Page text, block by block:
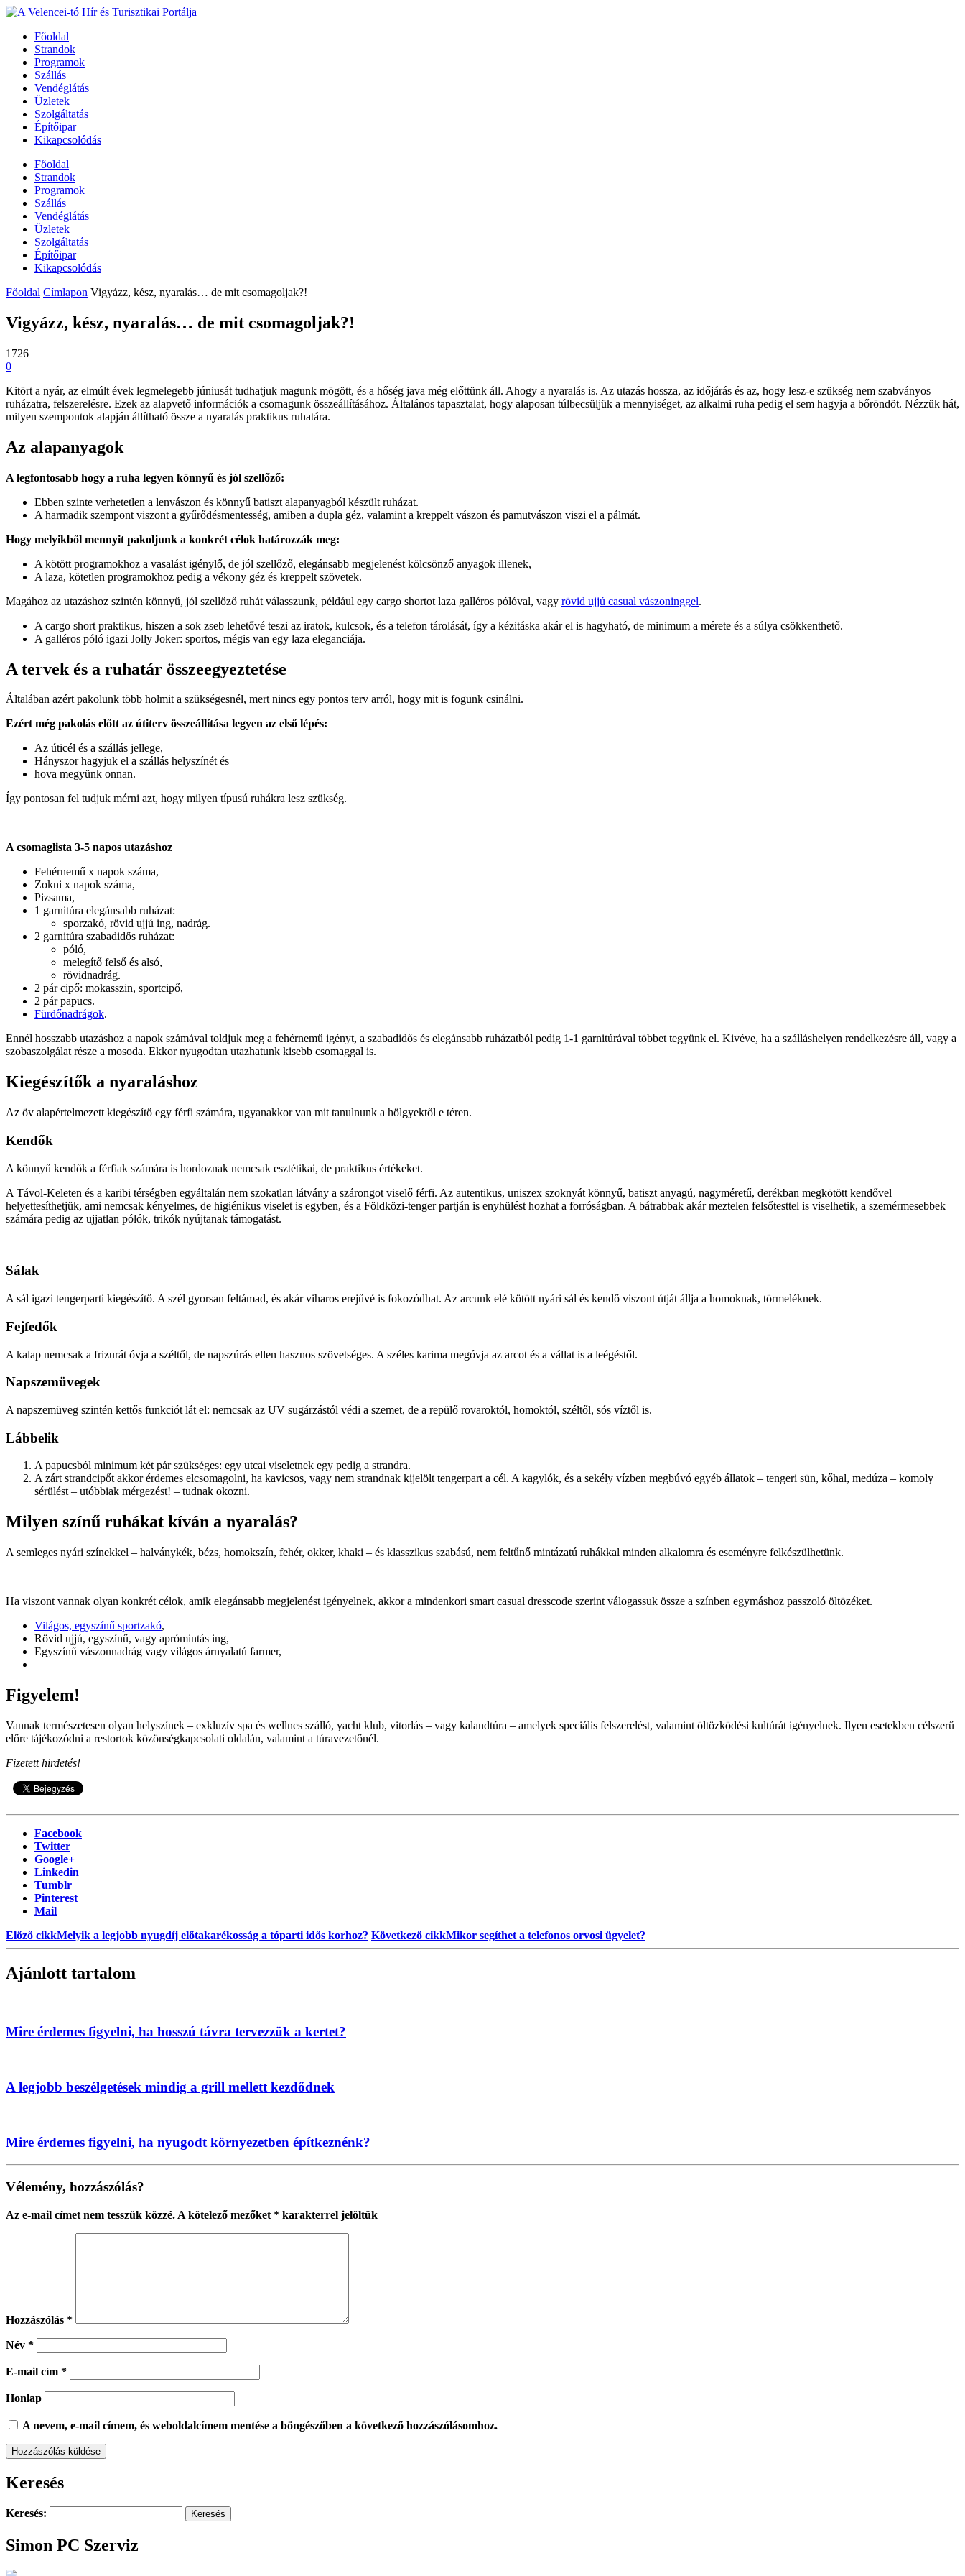
Főoldal
Strandok
Programok
Szállás
Vendéglátás
Üzletek
Szolgáltatás
Építőipar
Kikapcsolódás
Főoldal
Strandok
Programok
Szállás
Vendéglátás
Üzletek
Szolgáltatás
Építőipar
Kikapcsolódás
Főoldal Címlapon Vigyázz, kész, nyaralás… de mit csomagoljak?!
Vigyázz, kész, nyaralás… de mit csomagoljak?!
1726
0
Kitört a nyár, az elmúlt évek legmelegebb júniusát tudhatjuk magunk mögött, és a hőség java még előttünk áll. Ahogy a nyaralás is. Az utazás hossza, az időjárás és az, hogy lesz-e szükség nem szabványos
ruházatra, felszerelésre. Ezek az alapvető információk a csomagunk összeállításához. Általános tapasztalat, hogy alaposan túlbecsüljük a mennyiséget, az alkalmi ruha pedig el sem hagyja a bőröndöt. Nézzük hát,
milyen szempontok alapján állítható össze a nyaralás praktikus ruhatára.
Az alapanyagok
A legfontosabb hogy a ruha legyen könnyű és jól szellőző:
Ebben szinte verhetetlen a lenvászon és könnyű batiszt alapanyagból készült ruházat.
A harmadik szempont viszont a gyűrődésmentesség, amiben a dupla géz, valamint a kreppelt vászon és pamutvászon viszi el a pálmát.
Hogy melyikből mennyit pakoljunk a konkrét célok határozzák meg:
A kötött programokhoz a vasalást igénylő, de jól szellőző, elegánsabb megjelenést kölcsönző anyagok illenek,
A laza, kötetlen programokhoz pedig a vékony géz és kreppelt szövetek.
Magához az utazáshoz szintén könnyű, jól szellőző ruhát válasszunk, például egy cargo shortot laza galléros pólóval, vagy rövid ujjú casual vászoninggel.
A cargo short praktikus, hiszen a sok zseb lehetővé teszi az iratok, kulcsok, és a telefon tárolását, így a kézitáska akár el is hagyható, de minimum a mérete és a súlya csökkenthető.
A galléros póló igazi Jolly Joker: sportos, mégis van egy laza eleganciája.
A tervek és a ruhatár összeegyeztetése
Általában azért pakolunk több holmit a szükségesnél, mert nincs egy pontos terv arról, hogy mit is fogunk csinálni.
Ezért még pakolás előtt az útiterv összeállítása legyen az első lépés:
Az úticél és a szállás jellege,
Hányszor hagyjuk el a szállás helyszínét és
hova megyünk onnan.
Így pontosan fel tudjuk mérni azt, hogy milyen típusú ruhákra lesz szükség.
A csomaglista 3-5 napos utazáshoz
Fehérnemű x napok száma,
Zokni x napok száma,
Pizsama,
1 garnitúra elegánsabb ruházat:
sporzakó, rövid ujjú ing, nadrág.
2 garnitúra szabadidős ruházat:
póló,
melegítő felső és alsó,
rövidnadrág.
2 pár cipő: mokasszin, sportcipő,
2 pár papucs.
Fürdőnadrágok.
Ennél hosszabb utazáshoz a napok számával toldjuk meg a fehérnemű igényt, a szabadidős és elegánsabb ruházatból pedig 1-1 garnitúrával többet tegyünk el. Kivéve, ha a szálláshelyen rendelkezésre áll, vagy a
szobaszolgálat része a mosoda. Ekkor nyugodtan utazhatunk kisebb csomaggal is.
Kiegészítők a nyaraláshoz
Az öv alapértelmezett kiegészítő egy férfi számára, ugyanakkor van mit tanulnunk a hölgyektől e téren.
Kendők
A könnyű kendők a férfiak számára is hordoznak nemcsak esztétikai, de praktikus értékeket.
A Távol-Keleten és a karibi térségben egyáltalán nem szokatlan látvány a szárongot viselő férfi. Az autentikus, uniszex szoknyát könnyű, batiszt anyagú, nagyméretű, derékban megkötött kendővel
helyettesíthetjük, ami nemcsak kényelmes, de higiénikus viselet is egyben, és a Földközi-tenger partján is enyhülést hozhat a forróságban. A bátrabbak akár meztelen felsőtesttel is viselhetik, a szemérmesebbek
számára pedig az ujjatlan pólók, trikók nyújtanak támogatást.
Sálak
A sál igazi tengerparti kiegészítő. A szél gyorsan feltámad, és akár viharos erejűvé is fokozódhat. Az arcunk elé kötött nyári sál és kendő viszont útját állja a homoknak, törmeléknek.
Fejfedők
A kalap nemcsak a frizurát óvja a széltől, de napszúrás ellen hasznos szövetséges. A széles karima megóvja az arcot és a vállat is a leégéstől.
Napszemüvegek
A napszemüveg szintén kettős funkciót lát el: nemcsak az UV sugárzástól védi a szemet, de a repülő rovaroktól, homoktól, széltől, sós víztől is.
Lábbelik
A papucsból minimum két pár szükséges: egy utcai viseletnek egy pedig a strandra.
A zárt strandcipőt akkor érdemes elcsomagolni, ha kavicsos, vagy nem strandnak kijelölt tengerpart a cél. A kagylók, és a sekély vízben megbúvó egyéb állatok – tengeri sün, kőhal, medúza – komoly
sérülést – utóbbiak mérgezést! – tudnak okozni.
Milyen színű ruhákat kíván a nyaralás?
A semleges nyári színekkel – halványkék, bézs, homokszín, fehér, okker, khaki – és klasszikus szabású, nem feltűnő mintázatú ruhákkal minden alkalomra és eseményre felkészülhetünk.
Ha viszont vannak olyan konkrét célok, amik elegánsabb megjelenést igényelnek, akkor a mindenkori smart casual dresscode szerint válogassuk össze a színben egymáshoz passzoló öltözéket.
Világos, egyszínű sportzakó,
Rövid ujjú, egyszínű, vagy aprómintás ing,
Egyszínű vászonnadrág vagy világos árnyalatú farmer,
Figyelem!
Vannak természetesen olyan helyszínek – exkluzív spa és wellnes szálló, yacht klub, vitorlás – vagy kalandtúra – amelyek speciális felszerelést, valamint öltözködési kultúrát igényelnek. Ilyen esetekben célszerű
előre tájékozódni a restortok közönségkapcsolati oldalán, valamint a túravezetőnél.
Fizetett hirdetés!
Facebook
Twitter
Google+
Linkedin
Tumblr
Pinterest
Mail
Előző cikkMelyik a legjobb nyugdíj előtakarékosság a tóparti idős korhoz? Következő cikkMikor segíthet a telefonos orvosi ügyelet?
Ajánlott tartalom
Mire érdemes figyelni, ha hosszú távra tervezzük a kertet?
A legjobb beszélgetések mindig a grill mellett kezdődnek
Mire érdemes figyelni, ha nyugodt környezetben építkeznénk?
Vélemény, hozzászólás?
Az e-mail címet nem tesszük közzé. A kötelező mezőket * karakterrel jelöltük
Hozzászólás *
Név *
E-mail cím *
Honlap
A nevem, e-mail címem, és weboldalcímem mentése a böngészőben a következő hozzászólásomhoz.
Keresés
Keresés:
Simon PC Szerviz